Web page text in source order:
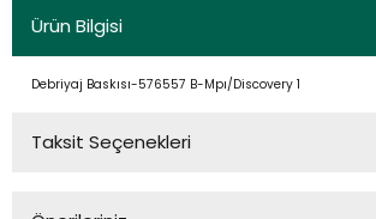
Ürün Bilgisi
Debriyaj Baskısı-576557 B-Mpı/Discovery 1
Taksit Seçenekleri